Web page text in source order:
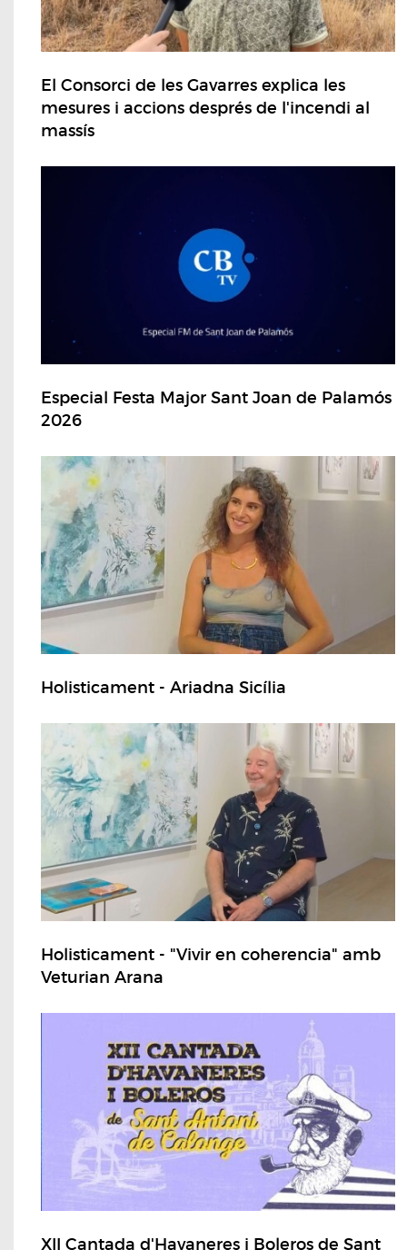
El Consorci de les Gavarres explica les
mesures i accions després de l'incendi al
massís
Especial Festa Major Sant Joan de Palamós
2026
Holisticament - Ariadna Sicília
Holisticament - "Vivir en coherencia" amb
Veturian Arana
XII Cantada d'Havaneres i Boleros de Sant